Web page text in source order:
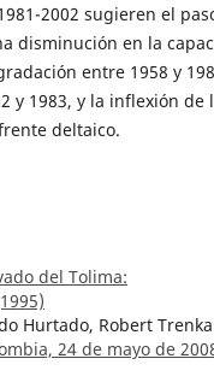
2002 sugieren el
disminución en la
entre 1958 y
y 1983, y la inflexión de
deltaico.
del Tolima:
Hurtado, Robert
24 de mayo de